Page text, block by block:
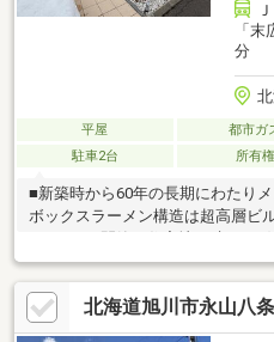
「
分
平屋 都市ガ
駐車2台
所有権
■新築時から60年の長期にわたり
ボックスラーメン構造は超高層ビ
じる温もりあふれる空間■セカン
ーデニングや家庭菜園で緑の潤い
抜けが、ワンランク上の住まいを
る対面キッチン■後片付けもラク
北海道旭川市永山八